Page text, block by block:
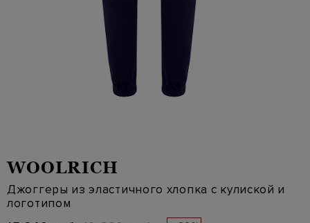
WOOLRICH
Джоггеры из эластичного хлопка с кулиской и
логотипом